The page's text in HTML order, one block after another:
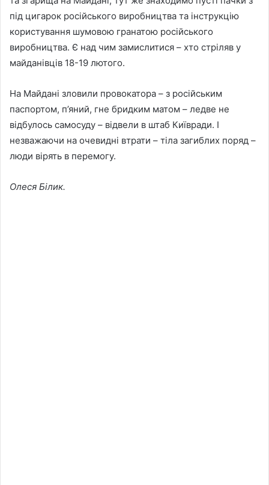
під цигарок російського виробництва та інструкцію
користування шумовою гранатою російського
виробництва. Є над чим замислитися – хто стріляв у
майданівців 18-19 лютого.
На Майдані зловили провокатора – з російським
паспортом, п’яний, гне бридким матом – ледве не
відбулось самосуду – відвели в штаб Київради. І
незважаючи на очевидні втрати – тіла загиблих поряд –
люди вірять в перемогу.
Олеся Білик.